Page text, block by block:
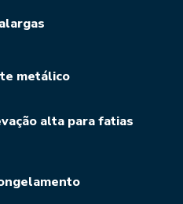
metálico
alta para fatias